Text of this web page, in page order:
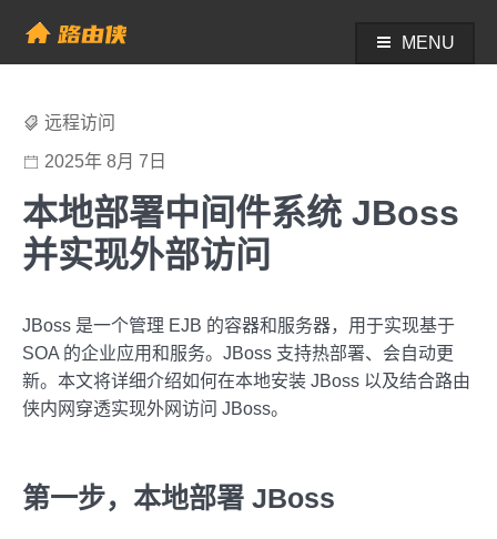
content
帮助中心 - 路由侠
MENU
远程访问
2025年 8月 7日
本地部署中间件系统 JBoss
并实现外部访问
JBoss 是一个管理 EJB 的容器和服务器，用于实现基于
SOA 的企业应用和服务。JBoss 支持热部署、会自动更
新。本文将详细介绍如何在本地安装 JBoss 以及结合路由
侠内网穿透实现外网访问 JBoss。
第一步，本地部署 JBoss